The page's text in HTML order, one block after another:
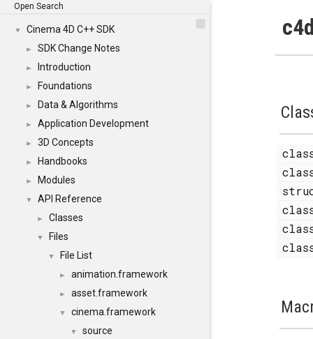
Open Search
▼ Cinema 4D C++ SDK
► SDK Change Notes
► Introduction
► Foundations
► Data & Algorithms
► Application Development
► 3D Concepts
► Handbooks
► Modules
▼ API Reference
► Classes
▼ Files
▼ File List
► animation.framework
► asset.framework
▼ cinema.framework
▼ source